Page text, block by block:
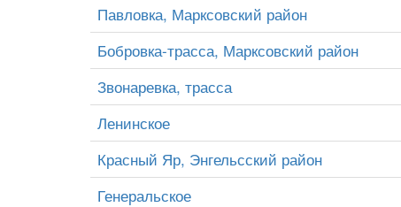
Павловка, Марксовский район
Бобровка-трасса, Марксовский район
Звонаревка, трасса
Ленинское
Красный Яр, Энгельсский район
Генеральское